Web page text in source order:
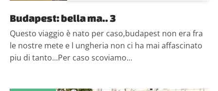
Budapest: bella ma.. 3
Questo viaggio è nato per caso,budapest non era fra
le nostre mete e l ungheria non ci ha mai affascinato
piu di tanto...Per caso scoviamo...